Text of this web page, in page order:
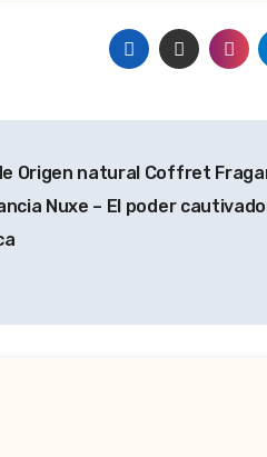
Origen natural Coffret
Nuxe – El poder